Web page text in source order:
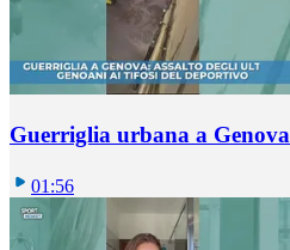
Guerriglia urbana a Genova
01:56